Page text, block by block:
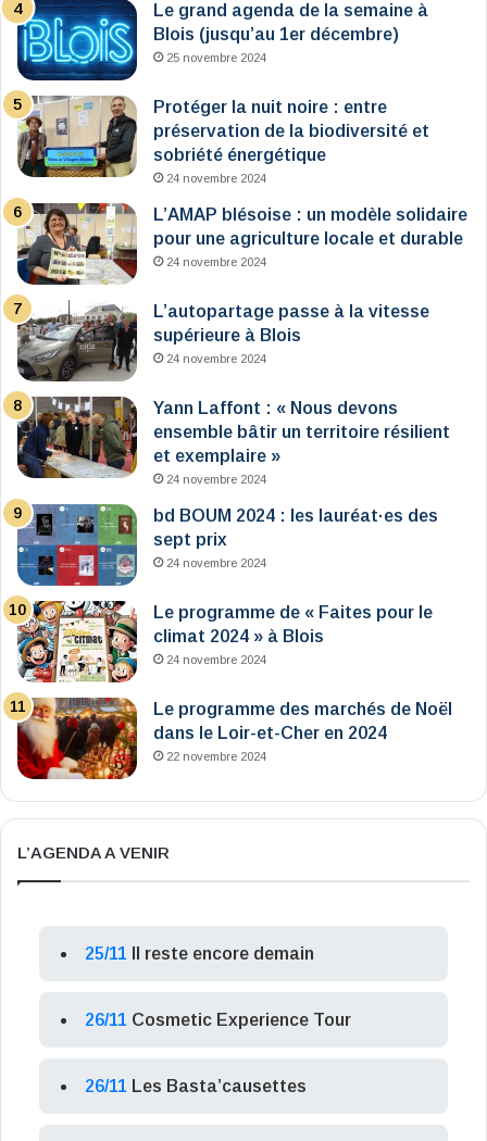
Le grand agenda de la semaine à
Blois (jusqu’au 1er décembre)
25 novembre 2024
Protéger la nuit noire : entre
préservation de la biodiversité et
sobriété énergétique
24 novembre 2024
L’AMAP blésoise : un modèle solidaire
pour une agriculture locale et durable
24 novembre 2024
L’autopartage passe à la vitesse
supérieure à Blois
24 novembre 2024
Yann Laffont : « Nous devons
ensemble bâtir un territoire résilient
et exemplaire »
24 novembre 2024
bd BOUM 2024 : les lauréat·es des
sept prix
24 novembre 2024
Le programme de « Faites pour le
climat 2024 » à Blois
24 novembre 2024
Le programme des marchés de Noël
dans le Loir-et-Cher en 2024
22 novembre 2024
L’AGENDA A VENIR
25/11 Il reste encore demain
26/11 Cosmetic Experience Tour
26/11 Les Basta’causettes